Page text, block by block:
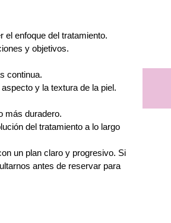
el enfoque del tratamiento.
y objetivos.
continua.
y la textura de la piel.
más duradero.
del tratamiento a lo largo
un plan claro y progresivo. Si
antes de reservar para